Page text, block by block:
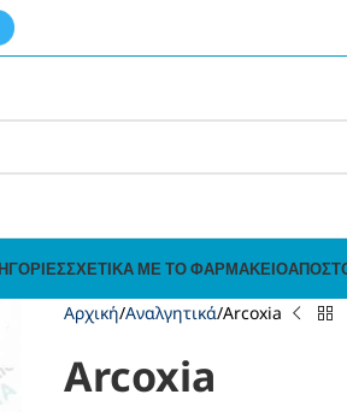
ΣΧΕΤΙΚΆ ΜΕ ΤΟ ΦΑΡΜΑΚΕΊΟ
Αρχική Αναλγητικά Arcoxia
Arcoxia